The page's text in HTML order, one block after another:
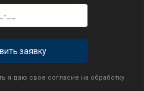
заявку
я даю свое согласие на обработку